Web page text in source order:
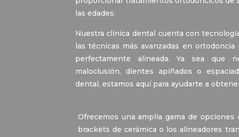
las edades.
Nuestra clínica dental cuenta con
las técnicas más avanzadas en
perfectamente alineada. Ya sea que
maloclusión, dientes apiñados o
dental, estamos aquí para ayudarte a
Ofrecemos una amplia gama de
brackets de cerámica o los alineadores